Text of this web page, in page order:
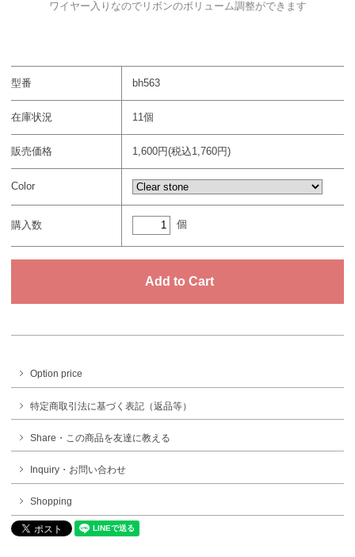
ワイヤー入りなのでリボンのボリューム調整ができます
型番 bh563
在庫状況 11個
販売価格 1,600円(税込1,760円)
Color
購入数 個
Option price
特定商取引法に基づく表記（返品等）
Share・この商品を友達に教える
Inquiry・お問い合わせ
Shopping